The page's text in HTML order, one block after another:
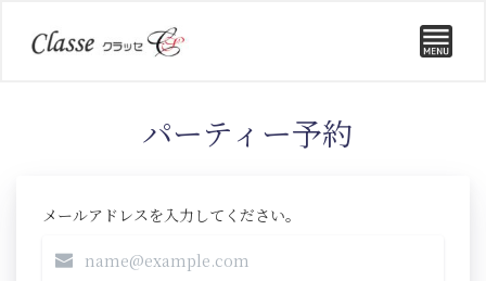
パーティー予約
メールアドレスを入力してください。